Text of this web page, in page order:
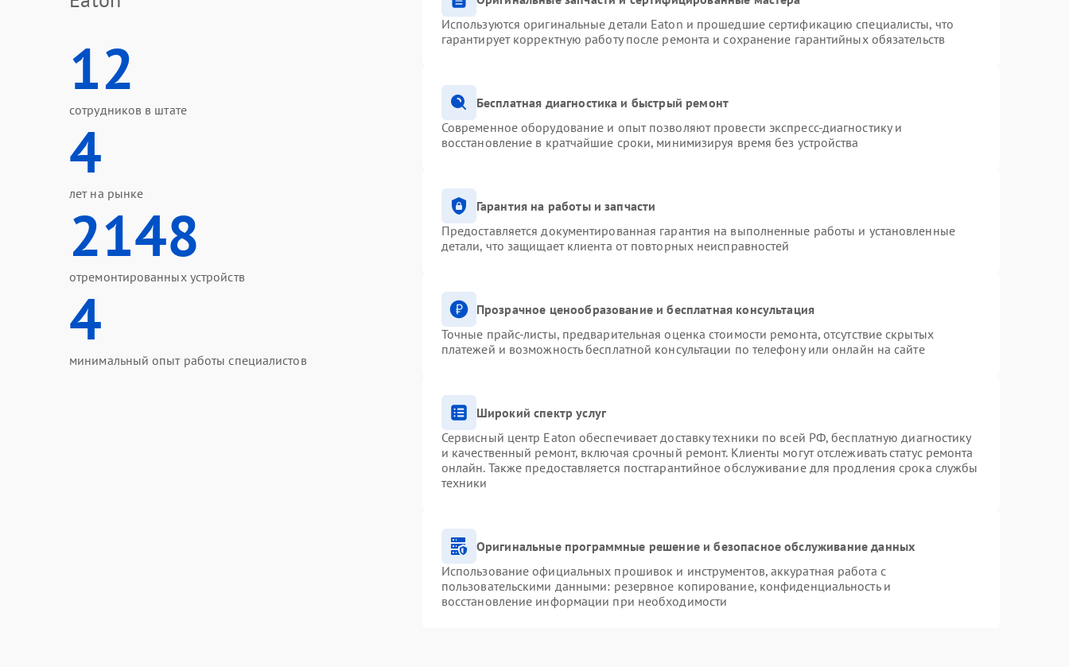
12
сотрудников в штате
4
лет на рынке
2148
отремонтированных устройств
4
минимальный опыт работы специалистов
Используются оригинальные детали Eaton и прошедшие сертификацию специалисты, что
гарантирует корректную работу после ремонта и сохранение гарантийных обязательств
Бесплатная диагностика и быстрый ремонт
Современное оборудование и опыт позволяют провести экспресс-диагностику и
восстановление в кратчайшие сроки, минимизируя время без устройства
Гарантия на работы и запчасти
Предоставляется документированная гарантия на выполненные работы и установленные
детали, что защищает клиента от повторных неисправностей
Прозрачное ценообразование и бесплатная консультация
Точные прайс-листы, предварительная оценка стоимости ремонта, отсутствие скрытых
платежей и возможность бесплатной консультации по телефону или онлайн на сайте
Широкий спектр услуг
Сервисный центр Eaton обеспечивает доставку техники по всей РФ, бесплатную диагностику
и качественный ремонт, включая срочный ремонт. Клиенты могут отслеживать статус ремонта
онлайн. Также предоставляется постгарантийное обслуживание для продления срока службы
техники
Оригинальные программные решение и безопасное обслуживание данных
Использование официальных прошивок и инструментов, аккуратная работа с
пользовательскими данными: резервное копирование, конфиденциальность и
восстановление информации при необходимости